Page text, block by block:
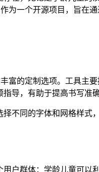
为一个开源项目，旨在
富的定制选项。工具
导，有助于提高书写准
不同的字体和网格样
户群体：学龄儿童可